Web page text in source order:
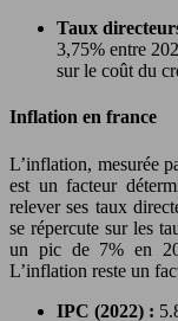
Taux
3,75% entre
sur le coût du
Inflation en france
L’inflation, mesurée
est un facteur
relever ses taux
se répercute sur les
un pic de 7% en
L’inflation reste un
IPC (2022) :